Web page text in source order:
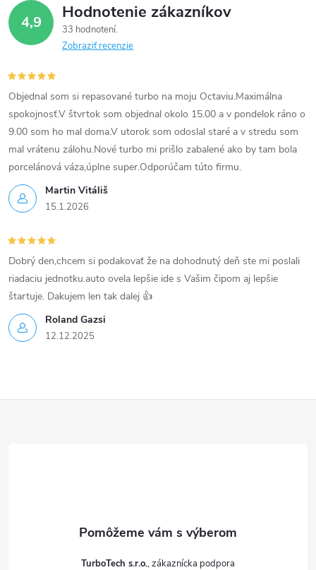
4,9 Hodnotenie zákazníkov
33 hodnotení
Zobraziť recenzie
Martin Vitáliš
15.1.2026
Objednal som si repasované turbo na moju Octaviu.Maximálna
spokojnosť.V štvrtok som objednal okolo 15.00 a v pondelok ráno o
9.00 som ho mal doma.V utorok som odoslal staré a v stredu som
mal vrátenu zálohu.Nové turbo mi prišlo zabalené ako by tam bola
porcelánová váza,úplne super.Odporúčam túto firmu.
Roland Gazsi
12.12.2025
Dobrý den,chcem si podakovať že na dohodnutý deň ste mi poslali
riadaciu jednotku.auto ovela lepšie ide s Vašim čipom aj lepšie
štartuje. Dakujem len tak dalej 👍
TurboTech s.r.o.